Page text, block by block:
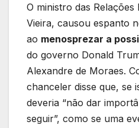
O ministro das
Vieira, causou espanto
ao menosprezar a
do governo Donald
Alexandre de Moraes.
chanceler disse que, se
deveria “não dar
seguir”, como se uma